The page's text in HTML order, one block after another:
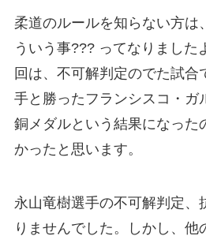
柔道のルールを知らない方は
ういう事??? ってなりました
回は、不可解判定のでた試合
手と勝ったフランシスコ・ガ
銅メダルという結果になった
かったと思います。
永山竜樹選手の不可解判定、
りませんでした。しかし、他